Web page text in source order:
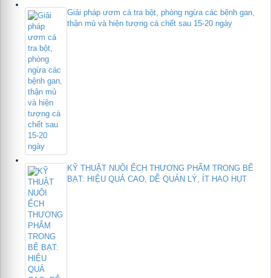
Giải pháp ươm cá tra bột, phòng ngừa các bệnh gan,
thận mủ và hiện tượng cá chết sau 15-20 ngày
KỸ THUẬT NUÔI ẾCH THƯƠNG PHẨM TRONG BỂ
BẠT: HIỆU QUẢ CAO, DỄ QUẢN LÝ, ÍT HAO HỤT